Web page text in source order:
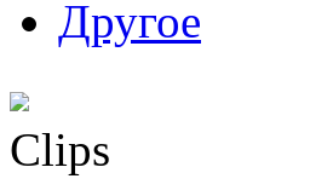
Другое
Clips